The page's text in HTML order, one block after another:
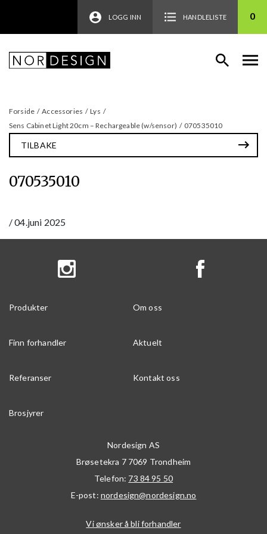
LOGG INN HANDLELISTE 0
Forside / Accessories / Lys /
Sens Cabinet Light 20cm – Rechargeable (w/sensor) / 070535010
TILBAKE
070535010
/04.juni 2025
Produkter Om oss
Finn forhandler Aktuelt
Referanser Kontakt oss
Brosjyrer
Nordesign AS
Brøsetekra 7 7069 Trondheim
Telefon: 73 84 95 50
E-post: nordesign@nordesign.no
Vi ønsker å bli forhandler